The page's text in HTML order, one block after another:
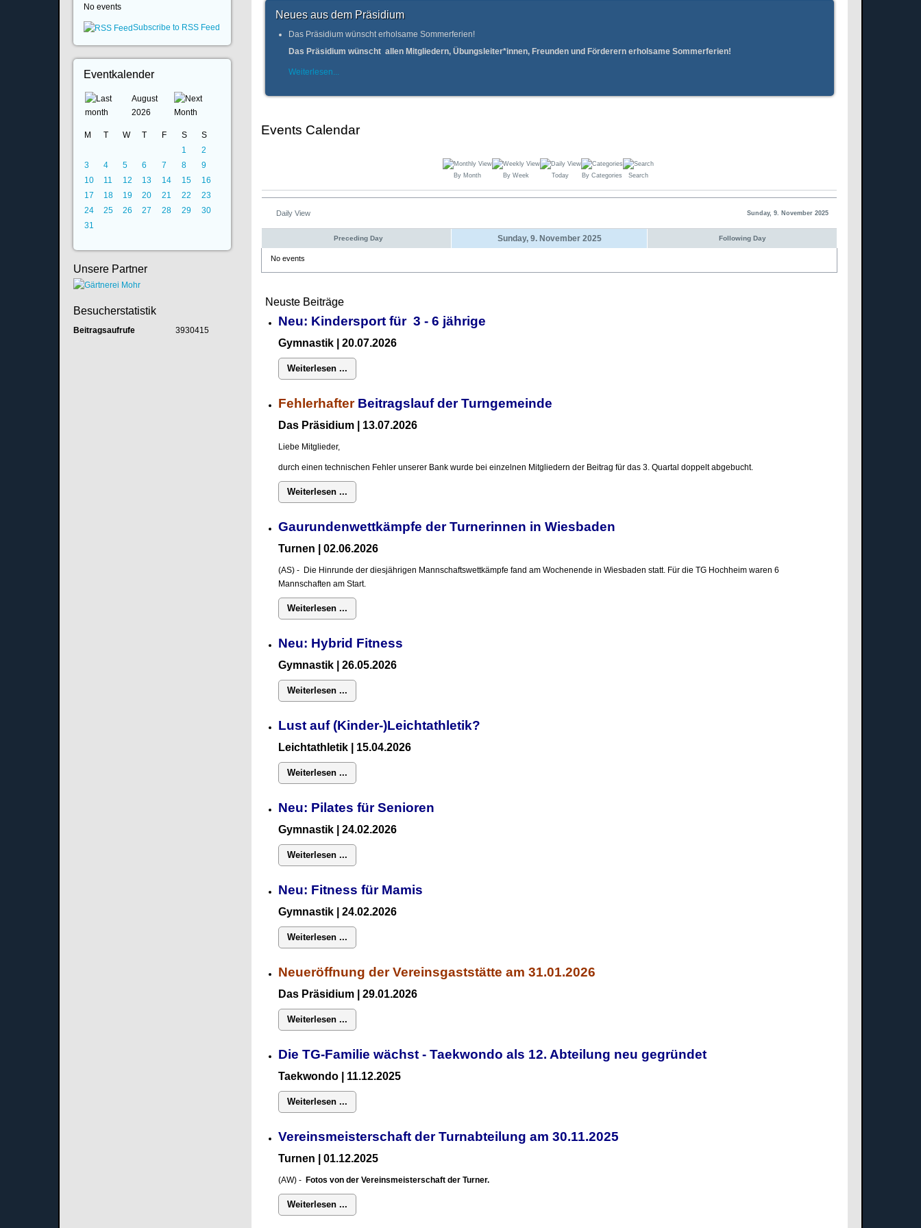
Neues aus dem Präsidium
Das Präsidium wünscht erholsame Sommerferien!
Das Präsidium wünscht allen Mitgliedern, Übungsleiter*innen, Freunden und Förderern erholsame Sommerferien!
Weiterlesen...
Events Calendar
By Month By Week Today By Categories Search
Daily View Sunday, 9. November 2025
Preceding Day Sunday, 9. November 2025 Following Day
No events
Neuste Beiträge
Neu: Kindersport für 3 - 6 jährige
Gymnastik | 20.07.2026
Weiterlesen ...
FehlerhafterBeitragslauf der Turngemeinde
Das Präsidium | 13.07.2026
Liebe Mitglieder,
durch einen technischen Fehler unserer Bank wurde bei einzelnen Mitgliedern der Beitrag für das 3. Quartal doppelt abgebucht.
Weiterlesen ...
Gaurundenwettkämpfe der Turnerinnen in Wiesbaden
Turnen | 02.06.2026
(AS) - Die Hinrunde der diesjährigen Mannschaftswettkämpfe fand am Wochenende in Wiesbaden statt. Für die TG Hochheim waren 6
Mannschaften am Start.
Weiterlesen ...
Neu: Hybrid Fitness
Gymnastik | 26.05.2026
Weiterlesen ...
Lust auf (Kinder-)Leichtathletik?
Leichtathletik | 15.04.2026
Weiterlesen ...
Neu: Pilates für Senioren
Gymnastik | 24.02.2026
Weiterlesen ...
Neu: Fitness für Mamis
Gymnastik | 24.02.2026
Weiterlesen ...
Neueröffnung der Vereinsgaststätte am 31.01.2026
Das Präsidium | 29.01.2026
Weiterlesen ...
Die TG-Familie wächst - Taekwondo als 12. Abteilung neu gegründet
Taekwondo | 11.12.2025
Weiterlesen ...
Vereinsmeisterschaft der Turnabteilung am 30.11.2025
Turnen | 01.12.2025
(AW) -Fotos von der Vereinsmeisterschaft der Turner.
Weiterlesen ...
No events
Subscribe to RSS Feed
Eventkalender
August
2026
M T W T F S
S
1
2
3
4 5 6 7 8
9
10
11 12 13 14 15
16
17
18 19 20 21 22
23
24
25 26 27 28 29
30
31
Unsere Partner
Besucherstatistik
Beitragsaufrufe 3930415